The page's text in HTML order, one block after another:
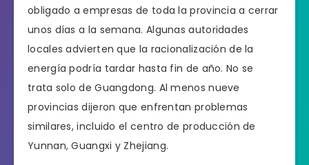
obligado a empresas de toda la provincia a cerrar
unos días a la semana. Algunas autoridades
locales advierten que la racionalización de la
energía podría tardar hasta fin de año. No se
trata solo de Guangdong. Al menos nueve
provincias dijeron que enfrentan problemas
similares, incluido el centro de producción de
Yunnan, Guangxi y Zhejiang.